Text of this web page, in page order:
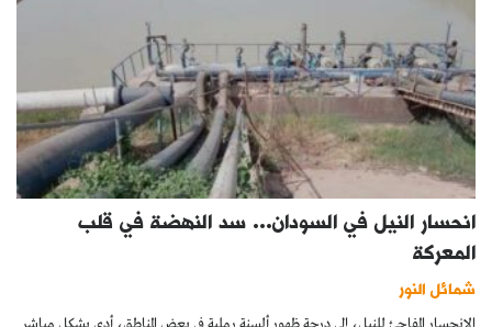
انحسار النيل في السودان… سد النهضة في قلب
المعركة
شمائل النور